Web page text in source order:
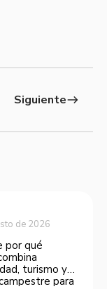
Siguienteeast
de 2026
por qué
turismo y
para